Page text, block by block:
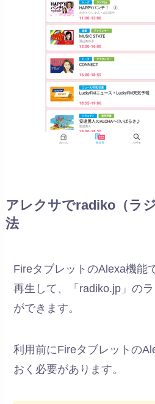
アレクサでradiko（ラ
法
FireタブレットのAlexa機能
再生して、「radiko.jp」の
ができます。
利用前にFireタブレットの
おく必要があります。